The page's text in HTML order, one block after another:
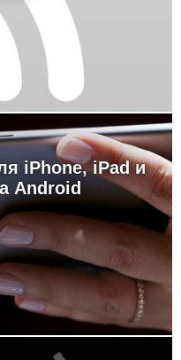
iPhone, iPad и
Android